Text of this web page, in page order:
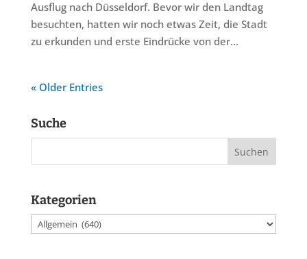
Ausflug nach Düsseldorf. Bevor wir den Landtag
besuchten, hatten wir noch etwas Zeit, die Stadt
zu erkunden und erste Eindrücke von der...
« Older Entries
Suche
Kategorien
Kategorien